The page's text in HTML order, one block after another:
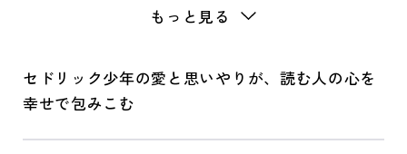
もっと見る
セドリック少年の愛と思いやりが、読む人の心を
幸せで包みこむ